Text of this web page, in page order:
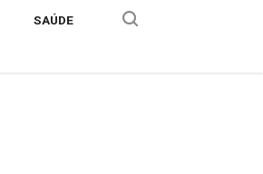
SAÚDE